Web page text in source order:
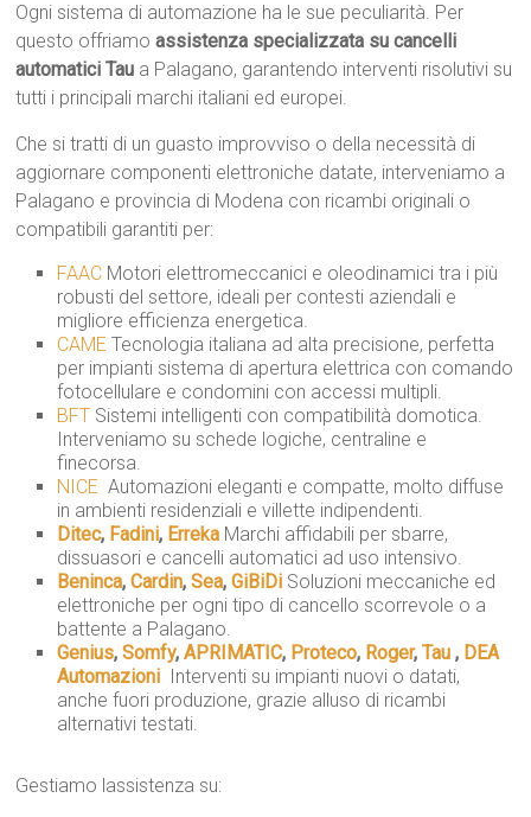
Ogni sistema di automazione ha le sue peculiarità. Per
questo offriamoassistenza specializzata su cancelli
automatici Tau a Palagano, garantendo interventi risolutivi su
tutti i principali marchi italiani ed europei.
Che si tratti di un guasto improvviso o della necessità di
aggiornare componenti elettroniche datate, interveniamo a
Palagano e provincia di Modena con ricambi originali o
compatibili garantiti per:
FAAC  Motori elettromeccanici e oleodinamici tra i più
robusti del settore, ideali per contesti aziendali e
migliore efficienza energetica.
CAME  Tecnologia italiana ad alta precisione, perfetta
per impianti sistema di apertura elettrica con comando
fotocellulare e condomini con accessi multipli.
BFT  Sistemi intelligenti con compatibilità domotica.
Interveniamo su schede logiche, centraline e
finecorsa.
NICE  Automazioni eleganti e compatte, molto diffuse
in ambienti residenziali e villette indipendenti.
Ditec, Fadini, Erreka  Marchi affidabili per sbarre,
dissuasori e cancelli automatici ad uso intensivo.
Beninca,Cardin,Sea,GiBiDi  Soluzioni meccaniche ed
elettroniche per ogni tipo di cancello scorrevole o a
battente a Palagano.
Genius,Somfy,APRIMATIC, Proteco, Roger,Tau , DEA
Automazioni  Interventi su impianti nuovi o datati,
anche fuori produzione, grazie alluso di ricambi
alternativi testati.
Gestiamo lassistenza su: